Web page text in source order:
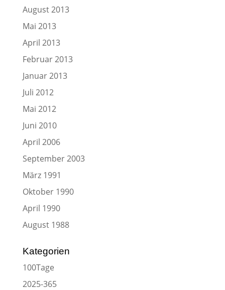
August 2013
Mai 2013
April 2013
Februar 2013
Januar 2013
Juli 2012
Mai 2012
Juni 2010
April 2006
September 2003
März 1991
Oktober 1990
April 1990
August 1988
Kategorien
100Tage
2025-365